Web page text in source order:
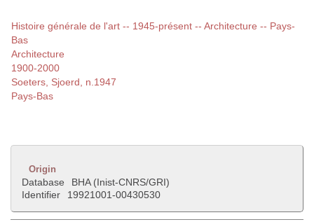
Histoire générale de l'art -- 1945-présent -- Architecture -- Pays-
Bas
Architecture
1900-2000
Soeters, Sjoerd, n.1947
Pays-Bas
Origin
Database
BHA (Inist-CNRS/GRI)
Identifier
19921001-00430530